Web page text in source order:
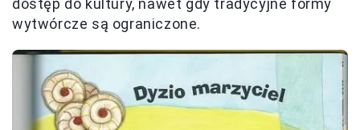
dostęp do kultury, nawet gdy tradycyjne formy
wytwórcze są ograniczone.